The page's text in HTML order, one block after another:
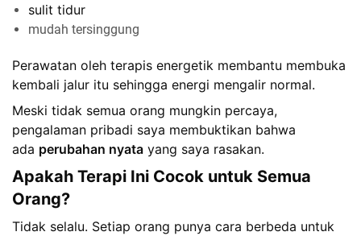
sulit tidur
mudah tersinggung
Perawatan oleh terapis energetik membantu membuka
kembali jalur itu sehingga energi mengalir normal.
Meski tidak semua orang mungkin percaya,
pengalaman pribadi saya membuktikan bahwa
ada perubahan nyata yang saya rasakan.
Apakah Terapi Ini Cocok untuk Semua
Orang?
Tidak selalu. Setiap orang punya cara berbeda untuk